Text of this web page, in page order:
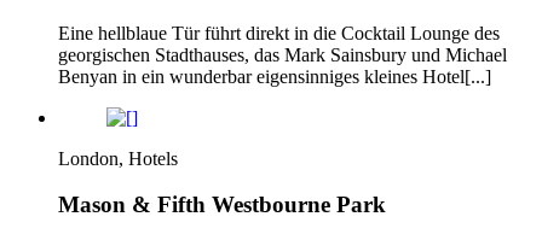
Eine hellblaue Tür führt direkt in die Cocktail Lounge des
georgischen Stadthauses, das Mark Sainsbury und Michael
Benyan in ein wunderbar eigensinniges kleines Hotel[...]
London, Hotels
Mason & Fifth Westbourne Park